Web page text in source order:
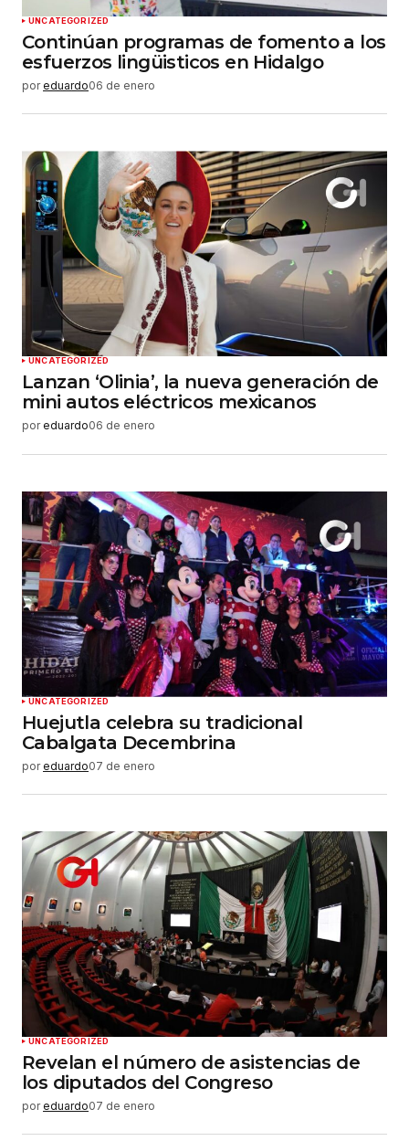
UNCATEGORIZED
Continúan programas de fomento a los
esfuerzos lingüisticos en Hidalgo
por eduardo06 de enero
UNCATEGORIZED
Lanzan ‘Olinia’, la nueva generación de
mini autos eléctricos mexicanos
por eduardo06 de enero
UNCATEGORIZED
Huejutla celebra su tradicional
Cabalgata Decembrina
por eduardo07 de enero
UNCATEGORIZED
Revelan el número de asistencias de
los diputados del Congreso
por eduardo07 de enero